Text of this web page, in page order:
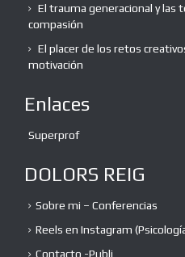
El trauma generacional y las
compasión
El placer de los retos
motivación
Enlaces
Superprof
DOLORS REIG
Sobre mi – Conferencias
Reels en Instagram
Contacto -Publi